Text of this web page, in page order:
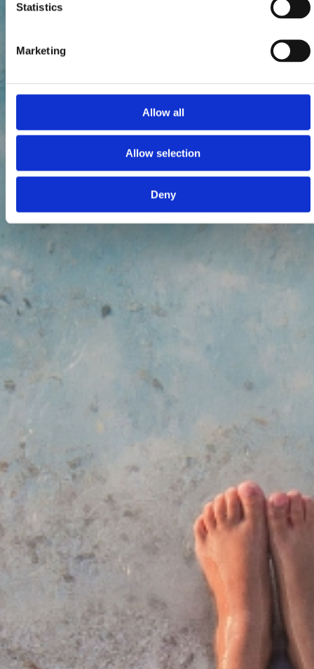
Statistics
Marketing
Allow all
Allow selection
Deny